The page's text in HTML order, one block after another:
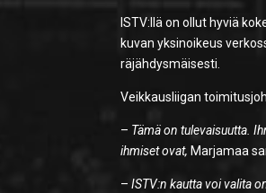
ISTV:llä on ollut hyviä
kuvan yksinoikeus
räjähdysmäisesti.
Veikkausliigan
– Tämä on tulevaisuutta.
ihmiset ovat, Marjamaa
–ISTV:n kautta voi valita